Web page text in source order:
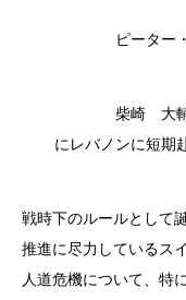
ピーター・ネ
柴崎 大輔
にレバノンに短期
戦時下のルールとして
推進に尽力しているス
人道危機について、特